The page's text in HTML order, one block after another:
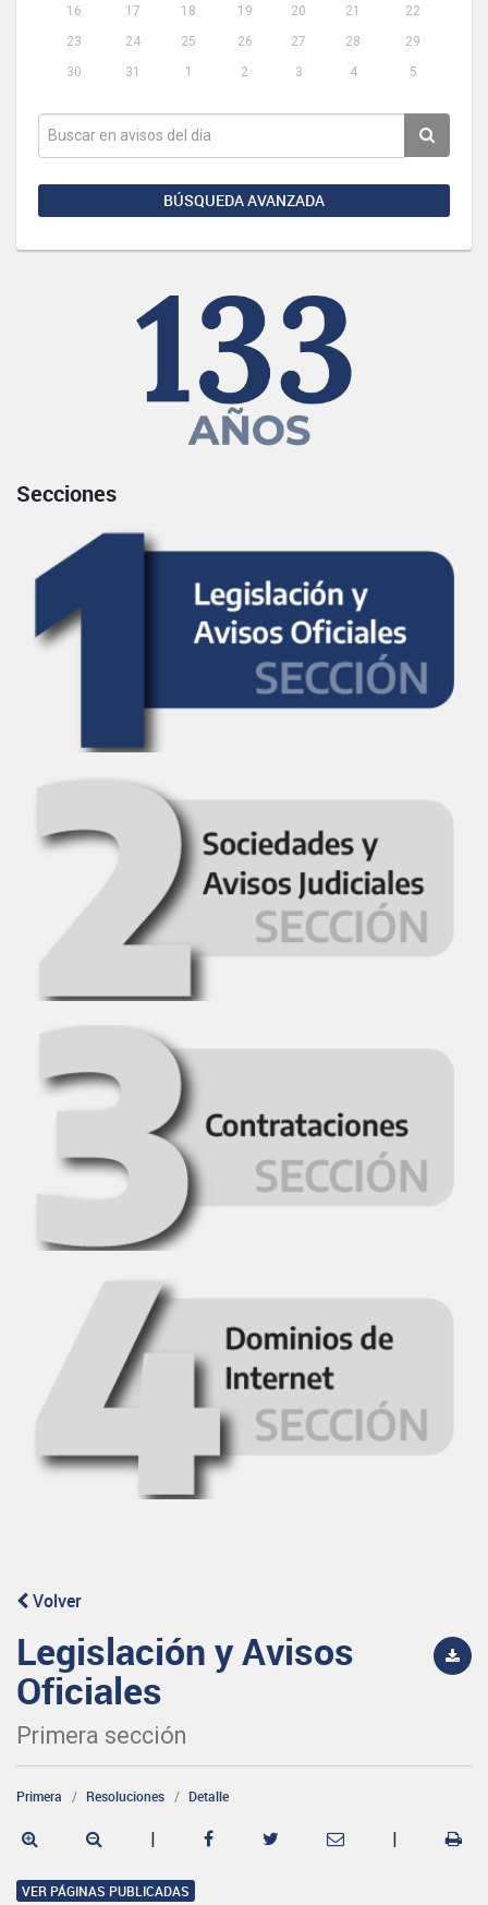
16
17 18 19 20 21
22
23
24 25 26 27 28
29
30
31 1 2 3 4 5
BÚSQUEDA AVANZADA
Secciones
Volver
Legislación y Avisos
Oficiales
Primera sección
Primera Resoluciones Detalle
| |
VER PÁGINAS PUBLICADAS